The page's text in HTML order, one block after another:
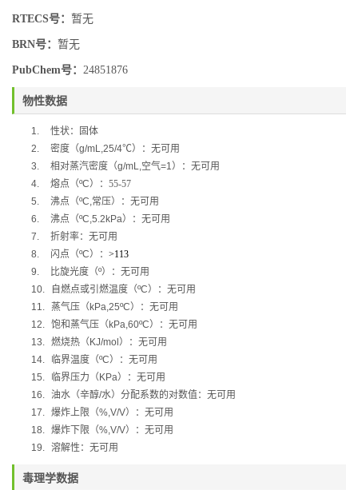
RTECS号： 暂无
BRN号： 暂无
PubChem号： 24851876
物性数据
1.
性状：固体
2.
密度（g/mL,25/4℃）：无可用
3.
相对蒸汽密度（g/mL,空气=1）：无可用
4.
熔点（ºC）：55-57
5.
沸点（ºC,常压）：无可用
6.
沸点（ºC,5.2kPa）：无可用
7.
折射率：无可用
8.
闪点（ºC）： >113
9.
比旋光度（º）：无可用
10.
自燃点或引燃温度（ºC）：无可用
11.
蒸气压（ kPa,25ºC）：无可用
12. 饱和蒸气压（ kPa,60ºC）：无可用
13. 燃烧热（ KJ/mol ）：无可用
14.
临界温度（ºC）：无可用
15.
临界压力（ KPa）：无可用
16. 油水（辛醇/水）分配系数的对数值：无可用
17. 爆炸上限（%,V/V）：无可用
18. 爆炸下限（%,V/V）：无可用
19. 溶解性：无可用
毒理学数据